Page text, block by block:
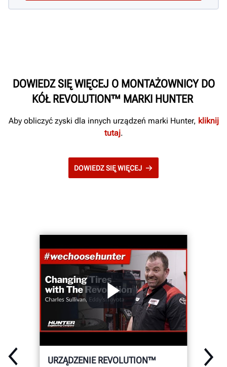
DOWIEDZ SIĘ WIĘCEJ O MONTAŻOWNICY DO
KÓŁ REVOLUTION™ MARKI HUNTER
Aby obliczyć zyski dla innych urządzeń marki Hunter, kliknij
tutaj.
DOWIEDZ SIĘ WIĘCEJ
URZĄDZENIE REVOLUTION™